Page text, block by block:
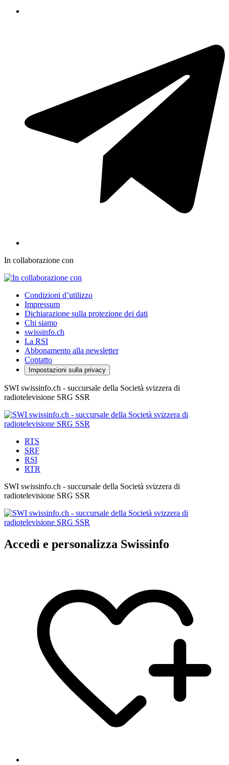
In collaborazione con
Condizioni d’utilizzo
Impressum
Dichiarazione sulla protezione dei dati
Chi siamo
swissinfo.ch
La RSI
Abbonamento alla newsletter
Contatto
Impostazioni sulla privacy
SWI swissinfo.ch - succursale della Società svizzera di
radiotelevisione SRG SSR
RTS
SRF
RSI
RTR
SWI swissinfo.ch - succursale della Società svizzera di
radiotelevisione SRG SSR
Accedi e personalizza Swissinfo